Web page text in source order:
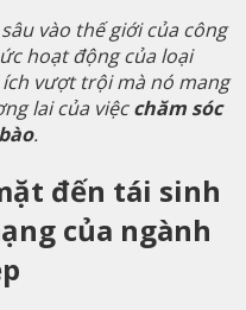
vào thế giới của công
hoạt động của loại
vượt trội mà nó mang
lai của việcchăm sóc
.
đến tái sinh
của ngành